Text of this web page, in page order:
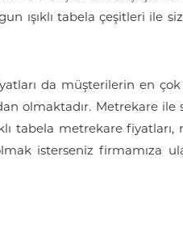
ışıklı tabela çeşitleri ile
da müşterilerin en
Metrekare ile
tabela metrekare
isterseniz